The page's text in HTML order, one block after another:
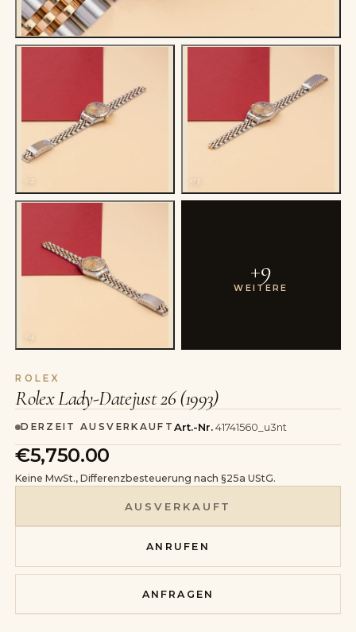
01
02 03
04
+9
WEITERE
ROLEX
Rolex Lady-Datejust 26 (1993)
DERZEIT AUSVERKAUFTArt.-Nr.41741560_u3nt
€5,750.00
Keine MwSt., Differenzbesteuerung nach §25a UStG.
AUSVERKAUFT
ANRUFEN
ANFRAGEN